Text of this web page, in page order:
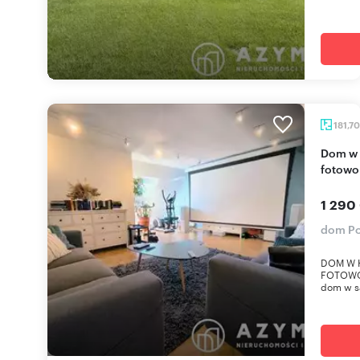
Dom w kamienicy 181,7 m2 z garażem i
1 290
dom
DOM W
dom w